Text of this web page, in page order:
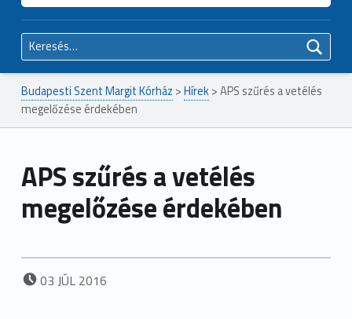
Keresés:
Budapesti Szent Margit Kórház >Hírek>APS szűrés a vetélés
megelőzése érdekében
APS szűrés a vetélés
megelőzése érdekében
POSTED ON:
03 JÚL 2016